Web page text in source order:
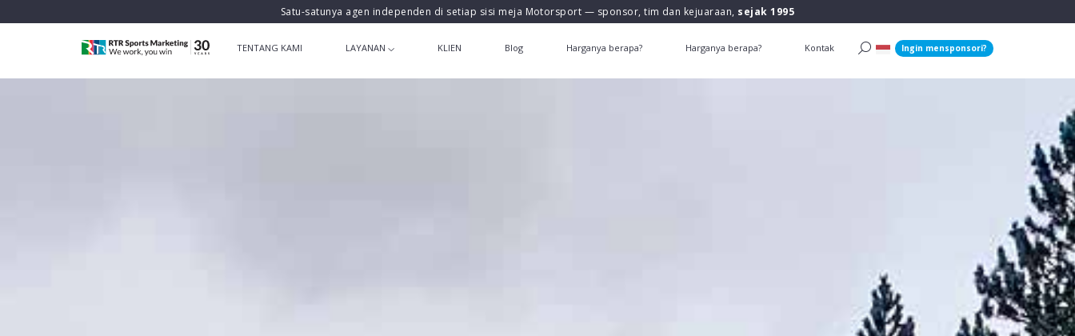
Satu-satunya agen independen di setiap sisi meja Motorsport — sponsor, tim dan kejuaraan, sejak 1995
TENTANG KAMI LAYANAN KLIEN Blog Harganya berapa? Harganya berapa? Kontak Ingin mensponsori?